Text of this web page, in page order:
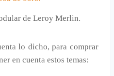
de Leroy Merlin.
lo dicho, para comprar
en cuenta estos temas: